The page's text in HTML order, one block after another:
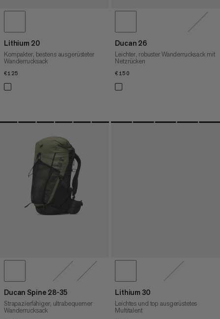
Lithium 20
Kompakter, bestens ausgerüsteter
Wanderrucksack
€125
Ducan 26
Leichter, robuster Wanderrucksack mit
Netzrücken
€150
Ducan Spine 28-35
Strapazierfähiger, ultrabequemer
Wanderrucksack
Lithium 30
Leichtes und top ausgerüstetes
Multitalent